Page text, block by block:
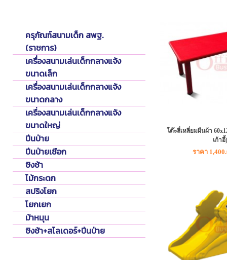
ครุภัณฑ์สนามเด็ก สพฐ.
(ราชการ)
เครื่องสนามเล่นเด็กกลางแจ้ง
ขนาดเล็ก
เครื่องสนามเล่นเด็กกลางแจ้ง
ขนาดกลาง
เครื่องสนามเล่นเด็กกลางแจ้ง
ขนาดใหญ่
ปีนป่าย
ปีนป่ายเชือก
ชิงช้า
ไม้กระดก
สปริงโยก
โยกเยก
ม้าหมุน
ชิงช้า+สไลเดอร์+ปีนป่าย
โต๊ะสี่เหลี่ยมผืนผ้า
เก้าอี้)
ราคา